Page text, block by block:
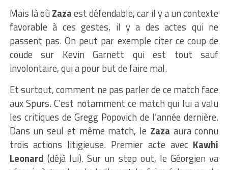
Mais là où Zazaest défendable, car il y a un contexte
favorable à ces gestes, il y a des actes qui ne
passent pas. On peut par exemple citer ce coup de
coude sur Kevin Garnett qui est tout sauf
involontaire, qui a pour but de faire mal.
Et surtout, comment ne pas parler de ce match face
aux Spurs. C’est notamment ce match qui lui a valu
les critiques de Gregg Popovich de l’année dernière.
Dans un seul et même match, le Zaza aura connu
trois actions litigieuse. Premier acte avec Kawhi
Leonard (déjà lui). Sur un step out, le Géorgien va